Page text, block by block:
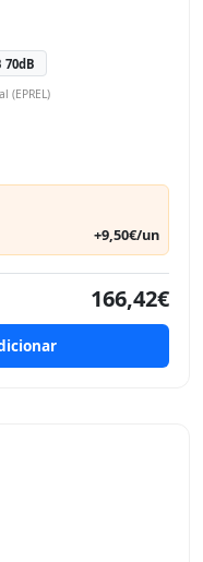
70dB
(EPREL)
+9,50€/un
166,42€